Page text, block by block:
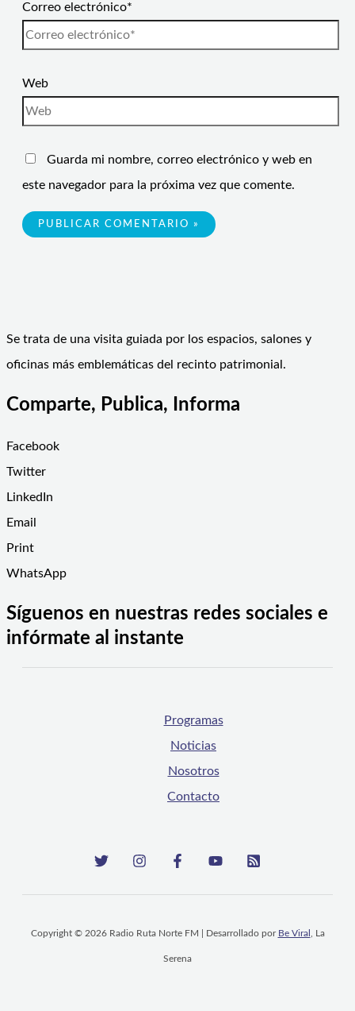
Correo electrónico*
Web
Guarda mi nombre, correo electrónico y web en
este navegador para la próxima vez que comente.
Se trata de una visita guiada por los espacios, salones y
oficinas más emblemáticas del recinto patrimonial.
Comparte, Publica, Informa
Facebook
Twitter
LinkedIn
Email
Print
WhatsApp
Síguenos en nuestras redes sociales e
infórmate al instante
Programas
Noticias
Nosotros
Contacto
Copyright © 2026 Radio Ruta Norte FM | Desarrollado por Be Viral , La
Serena